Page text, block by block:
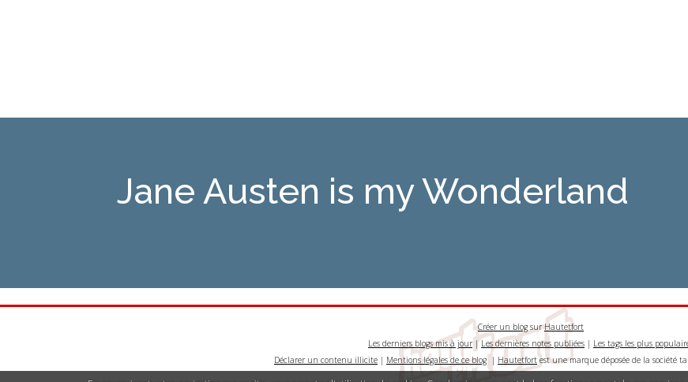
Jane Austen is my Wonderland
Créer un blog surHautetfort
Les derniers blogs mis à jour|Les dernières notes publiées | Les tags les plus
Déclarer un contenu illicite | Mentions légales de ce blog | Hautetfortest une marque déposée de la société